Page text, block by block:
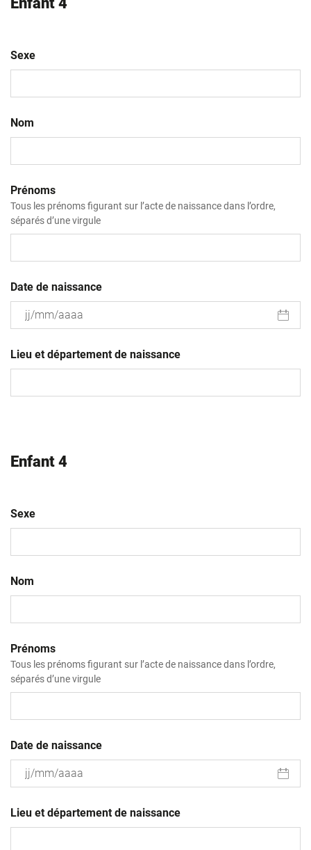
Sexe
Nom
Prénoms
Tous les prénoms figurant sur l’acte de naissance dans l’ordre,
séparés d’une virgule
Date de naissance
slash
MM
Lieu et département de naissance
Enfant 4
Sexe
Nom
Prénoms
Tous les prénoms figurant sur l’acte de naissance dans l’ordre,
séparés d’une virgule
Date de naissance
slash
MM
Lieu et département de naissance